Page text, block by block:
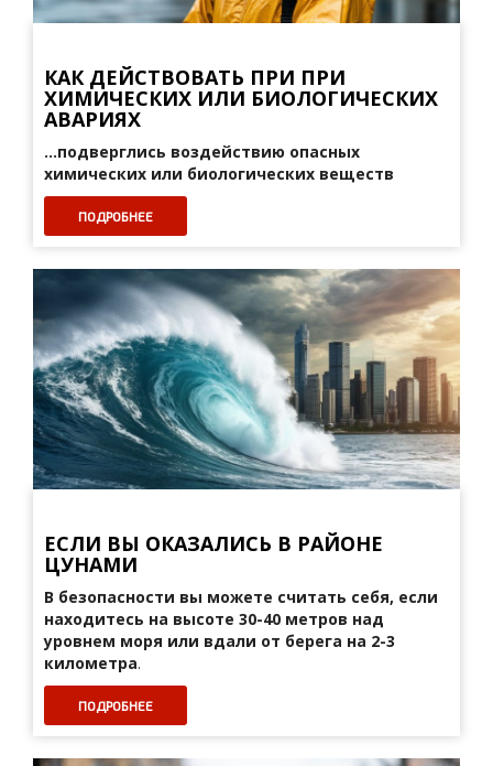
КАК ДЕЙСТВОВАТЬ ПРИ ПРИ
ХИМИЧЕСКИХ ИЛИ БИОЛОГИЧЕСКИХ
АВАРИЯХ
...подверглись воздействию опасных
химических или биологических веществ
ПОДРОБНЕЕ
ЕСЛИ ВЫ ОКАЗАЛИСЬ В РАЙОНЕ
ЦУНАМИ
В безопасности вы можете считать себя, если
находитесь на высоте 30-40 метров над
уровнем моря или вдали от берега на 2-3
километра.
ПОДРОБНЕЕ